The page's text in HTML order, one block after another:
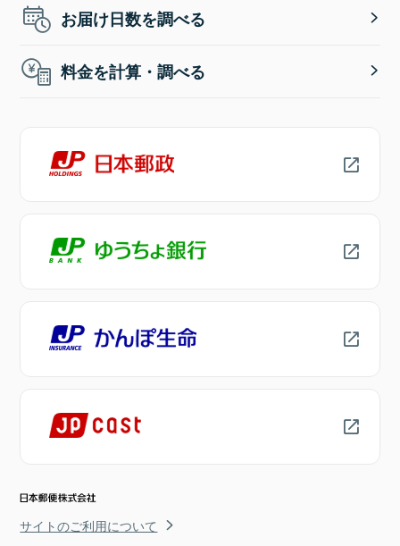
お届け日数を調べる
料金を計算・調べる
サイトのご利用について